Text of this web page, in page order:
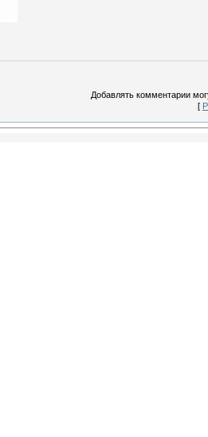
Добавлять комментарии
[